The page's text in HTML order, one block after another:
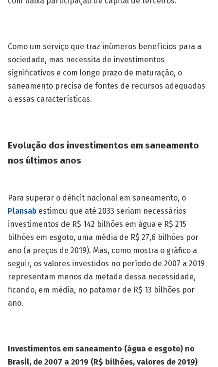
Como um serviço que traz inúmeros benefícios para a
sociedade, mas necessita de investimentos
significativos e com longo prazo de maturação, o
saneamento precisa de fontes de recursos adequadas
a essas características.
Evolução dos investimentos em saneamento
nos últimos anos
Para superar o déficit nacional em saneamento, o
Plansab estimou que até 2033 seriam necessários
investimentos de R$ 142 bilhões em água e R$ 215
bilhões em esgoto, uma média de R$ 27,6 bilhões por
ano (a preços de 2019). Mas, como mostra o gráfico a
seguir, os valores investidos no período de 2007 a 2019
representam menos da metade dessa necessidade,
ficando, em média, no patamar de R$ 13 bilhões por
ano.
Investimentos em saneamento (água e esgoto) no
Brasil, de 2007 a 2019 (R$ bilhões, valores de 2019)